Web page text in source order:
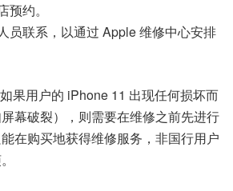
约。
员联系，以通过 Apple 维修中心安排
果用户的 iPhone 11 出现任何损坏而
幕破裂），则需要在维修之前先进行
在购买地获得维修服务，非国行用户